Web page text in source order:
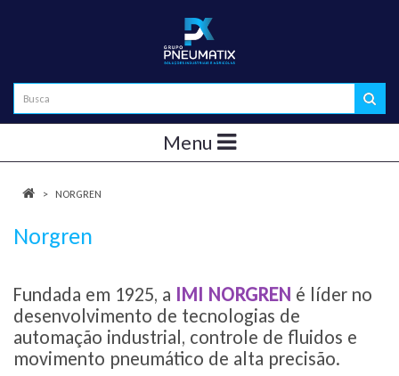
Menu
NORGREN
Norgren
Fundada em 1925, a IMI NORGREN é líder no
desenvolvimento de tecnologias de
automação industrial, controle de fluidos e
movimento pneumático de alta precisão.